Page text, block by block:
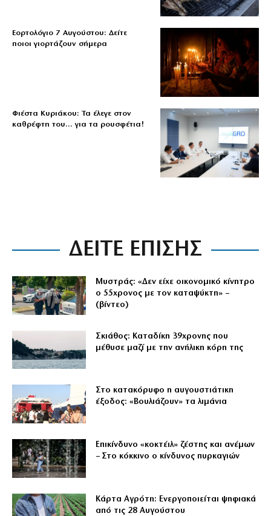
Εορτολόγιο 7 Αυγούστου: Δείτε
ποιοι γιορτάζουν σήμερα
Φιέστα Κυριάκου: Τα έλεγε στον
καθρέφτη του… για τα ρουσφέτια!
ΔΕΙΤΕ ΕΠΙΣΗΣ
Μυστράς: «Δεν είχε οικονομικό κίνητρο
ο 55χρονος με τον καταψύκτη» –
(βίντεο)
Σκιάθος: Καταδίκη 39χρονης που
μέθυσε μαζί με την ανήλικη κόρη της
Στο κατακόρυφο η αυγουστιάτικη
έξοδος: «Βουλιάζουν» τα λιμάνια
Επικίνδυνο «κοκτέιλ» ζέστης και ανέμων
– Στο κόκκινο ο κίνδυνος πυρκαγιών
Κάρτα Αγρότη: Ενεργοποιείται ψηφιακά
από τις 28 Αυγούστου